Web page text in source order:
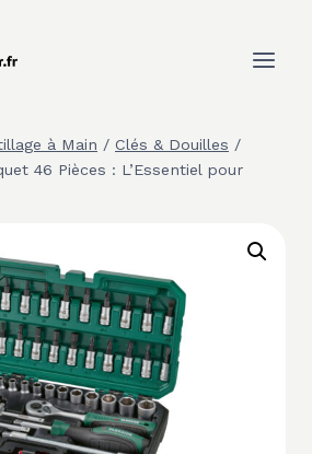
à Main / Clés & Douilles /
46 Pièces : L’Essentiel pour